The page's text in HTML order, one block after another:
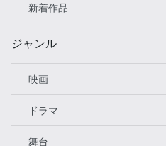
新着作品
ジャンル
映画
ドラマ
舞台